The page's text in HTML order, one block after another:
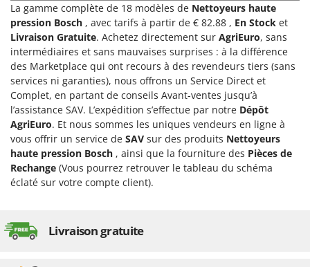
La gamme complète de 18 modèles de Nettoyeurs haute
pression Bosch , avec tarifs à partir de € 82.88 , En Stock et
Livraison Gratuite. Achetez directement sur AgriEuro, sans
intermédiaires et sans mauvaises surprises : à la différence
des Marketplace qui ont recours à des revendeurs tiers (sans
services ni garanties), nous offrons un Service Direct et
Complet, en partant de conseils Avant-ventes jusqu’à
l’assistance SAV. L’expédition s’effectue par notre Dépôt
AgriEuro. Et nous sommes les uniques vendeurs en ligne à
vous offrir un service de SAV sur des produits Nettoyeurs
haute pression Bosch , ainsi que la fourniture des Pièces de
Rechange (Vous pourrez retrouver le tableau du schéma
éclaté sur votre compte client).
Livraison gratuite